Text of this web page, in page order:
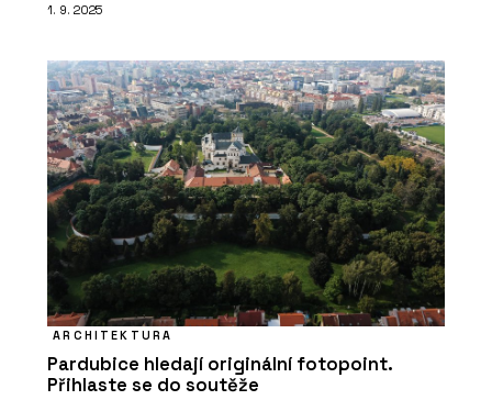
1. 9. 2025
ARCHITEKTURA
Pardubice hledají originální fotopoint.
Přihlaste se do soutěže